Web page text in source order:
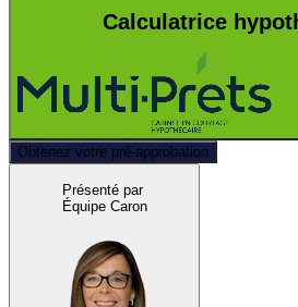
Calculatrice
Obtenez votre pré-approbation
Présenté par
Équipe Caron